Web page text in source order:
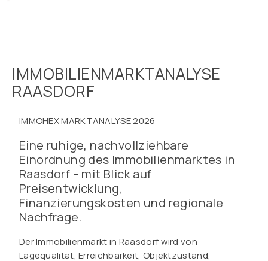
IMMOBILIENMARKTANALYSE
RAASDORF
IMMOHEX MARKTANALYSE 2026
Eine ruhige, nachvollziehbare
Einordnung des Immobilienmarktes in
Raasdorf – mit Blick auf
Preisentwicklung,
Finanzierungskosten und regionale
Nachfrage.
Der Immobilienmarkt in Raasdorf wird von
Lagequalität, Erreichbarkeit, Objektzustand,